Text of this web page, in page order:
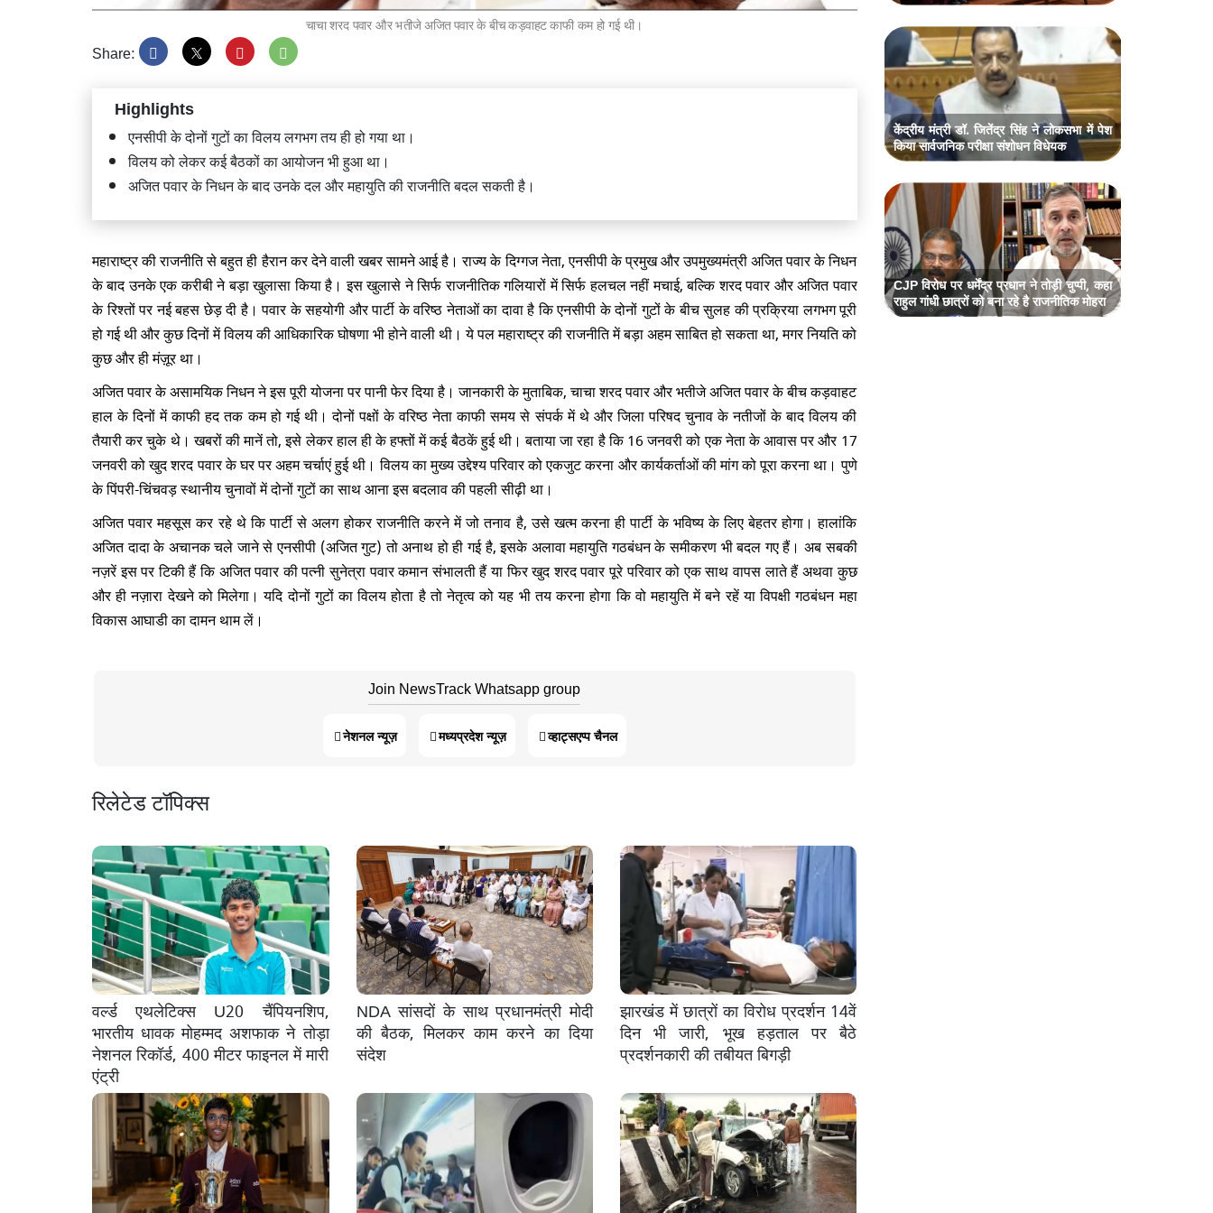
चाचा शरद पवार और भतीजे अजित पवार के बीच कड़वाहट काफी कम हो गई थी।
Share:
Highlights
एनसीपी के दोनों गुटों का विलय लगभग तय ही हो गया था।
विलय को लेकर कई बैठकों का आयोजन भी हुआ था।
अजित पवार के निधन के बाद उनके दल और महायुति की राजनीति बदल सकती है।
महाराष्ट्र की राजनीति से बहुत ही हैरान कर देने वाली खबर सामने आई है। राज्य के दिग्गज नेता, एनसीपी के प्रमुख और उपमुख्यमंत्री अजित पवार के निधन
के बाद उनके एक करीबी ने बड़ा खुलासा किया है। इस खुलासे ने सिर्फ राजनीतिक गलियारों में सिर्फ हलचल नहीं मचाई, बल्कि शरद पवार और अजित पवार
के रिश्तों पर नई बहस छेड़ दी है। पवार के सहयोगी और पार्टी के वरिष्ठ नेताओं का दावा है कि एनसीपी के दोनों गुटों के बीच सुलह की प्रक्रिया लगभग पूरी
हो गई थी और कुछ दिनों में विलय की आधिकारिक घोषणा भी होने वाली थी। ये पल महाराष्ट्र की राजनीति में बड़ा अहम साबित हो सकता था, मगर नियति को
कुछ और ही मंज़ूर था।
अजित पवार के असामयिक निधन ने इस पूरी योजना पर पानी फेर दिया है। जानकारी के मुताबिक, चाचा शरद पवार और भतीजे अजित पवार के बीच कड़वाहट
हाल के दिनों में काफी हद तक कम हो गई थी। दोनों पक्षों के वरिष्ठ नेता काफी समय से संपर्क में थे और जिला परिषद चुनाव के नतीजों के बाद विलय की
तैयारी कर चुके थे। खबरों की मानें तो, इसे लेकर हाल ही के हफ्तों में कई बैठकें हुई थी। बताया जा रहा है कि 16 जनवरी को एक नेता के आवास पर और 17
जनवरी को खुद शरद पवार के घर पर अहम चर्चाएं हुई थी। विलय का मुख्य उद्देश्य परिवार को एकजुट करना और कार्यकर्ताओं की मांग को पूरा करना था। पुणे
के पिंपरी-चिंचवड़ स्थानीय चुनावों में दोनों गुटों का साथ आना इस बदलाव की पहली सीढ़ी था।
अजित पवार महसूस कर रहे थे कि पार्टी से अलग होकर राजनीति करने में जो तनाव है, उसे खत्म करना ही पार्टी के भविष्य के लिए बेहतर होगा। हालांकि
अजित दादा के अचानक चले जाने से एनसीपी (अजित गुट) तो अनाथ हो ही गई है, इसके अलावा महायुति गठबंधन के समीकरण भी बदल गए हैं। अब सबकी
नज़रें इस पर टिकी हैं कि अजित पवार की पत्नी सुनेत्रा पवार कमान संभालती हैं या फिर खुद शरद पवार पूरे परिवार को एक साथ वापस लाते हैं अथवा कुछ
और ही नज़ारा देखने को मिलेगा। यदि दोनों गुटों का विलय होता है तो नेतृत्व को यह भी तय करना होगा कि वो महायुति में बने रहें या विपक्षी गठबंधन महा
विकास आघाडी का दामन थाम लें।
Join NewsTrack Whatsapp group
नेशनल न्यूज़ मध्यप्रदेश न्यूज़ व्हाट्सएप्प चैनल
रिलेटेड टॉपिक्स
वर्ल्ड एथलेटिक्स U20 चैंपियनशिप,
भारतीय धावक मोहम्मद अशफाक ने तोड़ा
नेशनल रिकॉर्ड, 400 मीटर फाइनल में मारी
एंट्री
NDA सांसदों के साथ प्रधानमंत्री मोदी
की बैठक, मिलकर काम करने का दिया
संदेश
झारखंड में छात्रों का विरोध प्रदर्शन 14वें
दिन भी जारी, भूख हड़ताल पर बैठे
प्रदर्शनकारी की तबीयत बिगड़ी
केंद्रीय मंत्री डॉ. जितेंद्र सिंह ने लोकसभा में पेश
किया सार्वजनिक परीक्षा संशोधन विधेयक
CJP विरोध पर धर्मेंद्र प्रधान ने तोड़ी चुप्पी, कहा
राहुल गांधी छात्रों को बना रहे है राजनीतिक मोहरा
केंद्रीय मंत्री डॉ. जितेंद्र सिंह ने लोकसभा में पेश
किया सार्वजनिक परीक्षा संशोधन विधेयक
CJP विरोध पर धर्मेंद्र प्रधान ने तोड़ी चुप्पी, कहा
राहुल गांधी छात्रों को बना रहे है राजनीतिक मोहरा